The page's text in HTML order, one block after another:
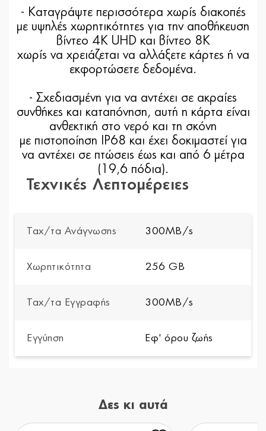
- Καταγράψτε περισσότερα χωρίς διακοπές
με υψηλές χωρητικότητες για την αποθήκευση
βίντεο 4K UHD και βίντεο 8K
χωρίς να χρειάζεται να αλλάξετε κάρτες ή να
εκφορτώσετε δεδομένα.
- Σχεδιασμένη για να αντέχει σε ακραίες
συνθήκες και καταπόνηση, αυτή η κάρτα είναι
ανθεκτική στο νερό και τη σκόνη
με πιστοποίηση IP68 και έχει δοκιμαστεί για
να αντέχει σε πτώσεις έως και από 6 μέτρα
(19,6 πόδια).
Τεχνικές Λεπτομέρειες
Ταχ/τα Ανάγνωσης 300MB/s
Χωρητικότητα 256 GB
Ταχ/τα Εγγραφής 300MB/s
Εγγύηση Εφ' όρου ζωής
Δες κι αυτά